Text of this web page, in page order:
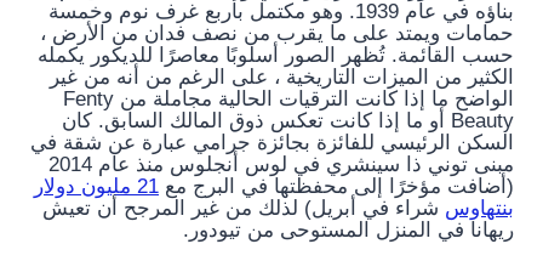
بناؤه في عام 1939. وهو مكتمل بأربع غرف نوم وخمسة
حمامات ويمتد على ما يقرب من نصف فدان من الأرض ،
حسب القائمة. تُظهر الصور أسلوبًا معاصرًا للديكور يكمله
الكثير من الميزات التاريخية ، على الرغم من أنه من غير
الواضح ما إذا كانت الترقيات الحالية مجاملة من Fenty
Beauty أو ما إذا كانت تعكس ذوق المالك السابق. كان
السكن الرئيسي للفائزة بجائزة جرامي عبارة عن شقة في
مبنى توني ذا سينشري في لوس أنجلوس منذ عام 2014
(أضافت مؤخرًا إلى محفظتها في البرج مع
21 مليون دولار
بنتهاوس شراء في أبريل) لذلك من غير المرجح أن تعيش
ريهانا في المنزل المستوحى من تيودور.